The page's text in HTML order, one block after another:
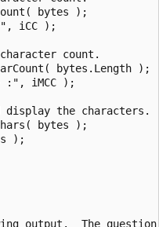
bytes );
iCC );
count.
bytes.Length );
:", iMCC );
the characters.
bytes );
);
output.  The